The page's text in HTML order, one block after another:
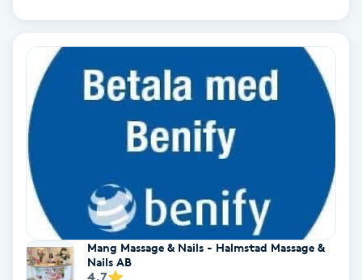
Damklippning
Dermapen
Diamantslipning
Enzympeeling
Extensions
Mang Massage & Nails - Halmstad Massage &
Nails AB
4.7